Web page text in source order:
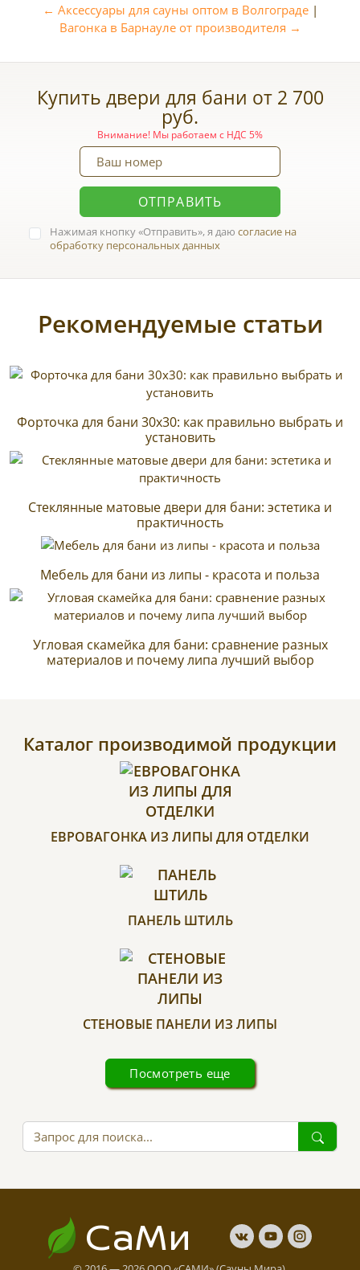
← Аксессуары для сауны оптом в Волгограде|
Вагонка в Барнауле от производителя →
Купить двери для бани от 2 700
руб.
Внимание! Мы работаем с НДС 5%
ОТПРАВИТЬ
Нажимая кнопку Отправить , я даюсогласие на
обработку персональных данных
Рекомендуемые статьи
Форточка для бани 30х30: как правильно выбрать и
установить
Стеклянные матовые двери для бани: эстетика и
практичность
Мебель для бани из липы - красота и польза
Угловая скамейка для бани: сравнение разных
материалов и почему липа лучший выбор
Каталог производимой продукции
ЕВРОВАГОНКА ИЗ ЛИПЫ ДЛЯ ОТДЕЛКИ
ПАНЕЛЬ ШТИЛЬ
СТЕНОВЫЕ ПАНЕЛИ ИЗ ЛИПЫ
Посмотреть еще
СаМи